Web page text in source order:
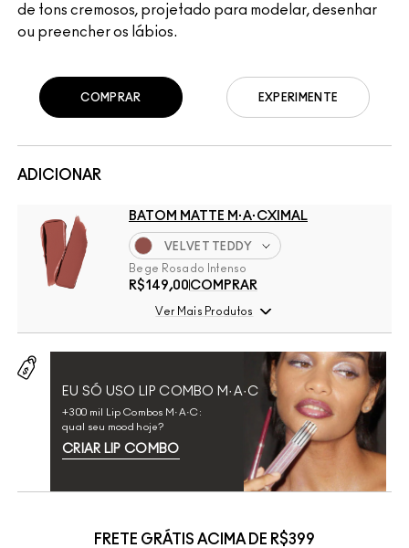
de tons cremosos, projetado para modelar, desenhar
ou preencher os lábios.
ADICIONAR
BATOM MATTE M·A·CXIMAL
VELVET TEDDY
Bege Rosado Intenso
R$149,00 COMPRAR
Ver Mais Produtos
EU SÓ USO LIP COMBO M·A·C
+300 mil Lip Combos M·A·C:
qual seu mood hoje?
CRIAR LIP COMBO
EXPERIMENTE
COMPRAR
FRETE GRÁTIS ACIMA DE R$399